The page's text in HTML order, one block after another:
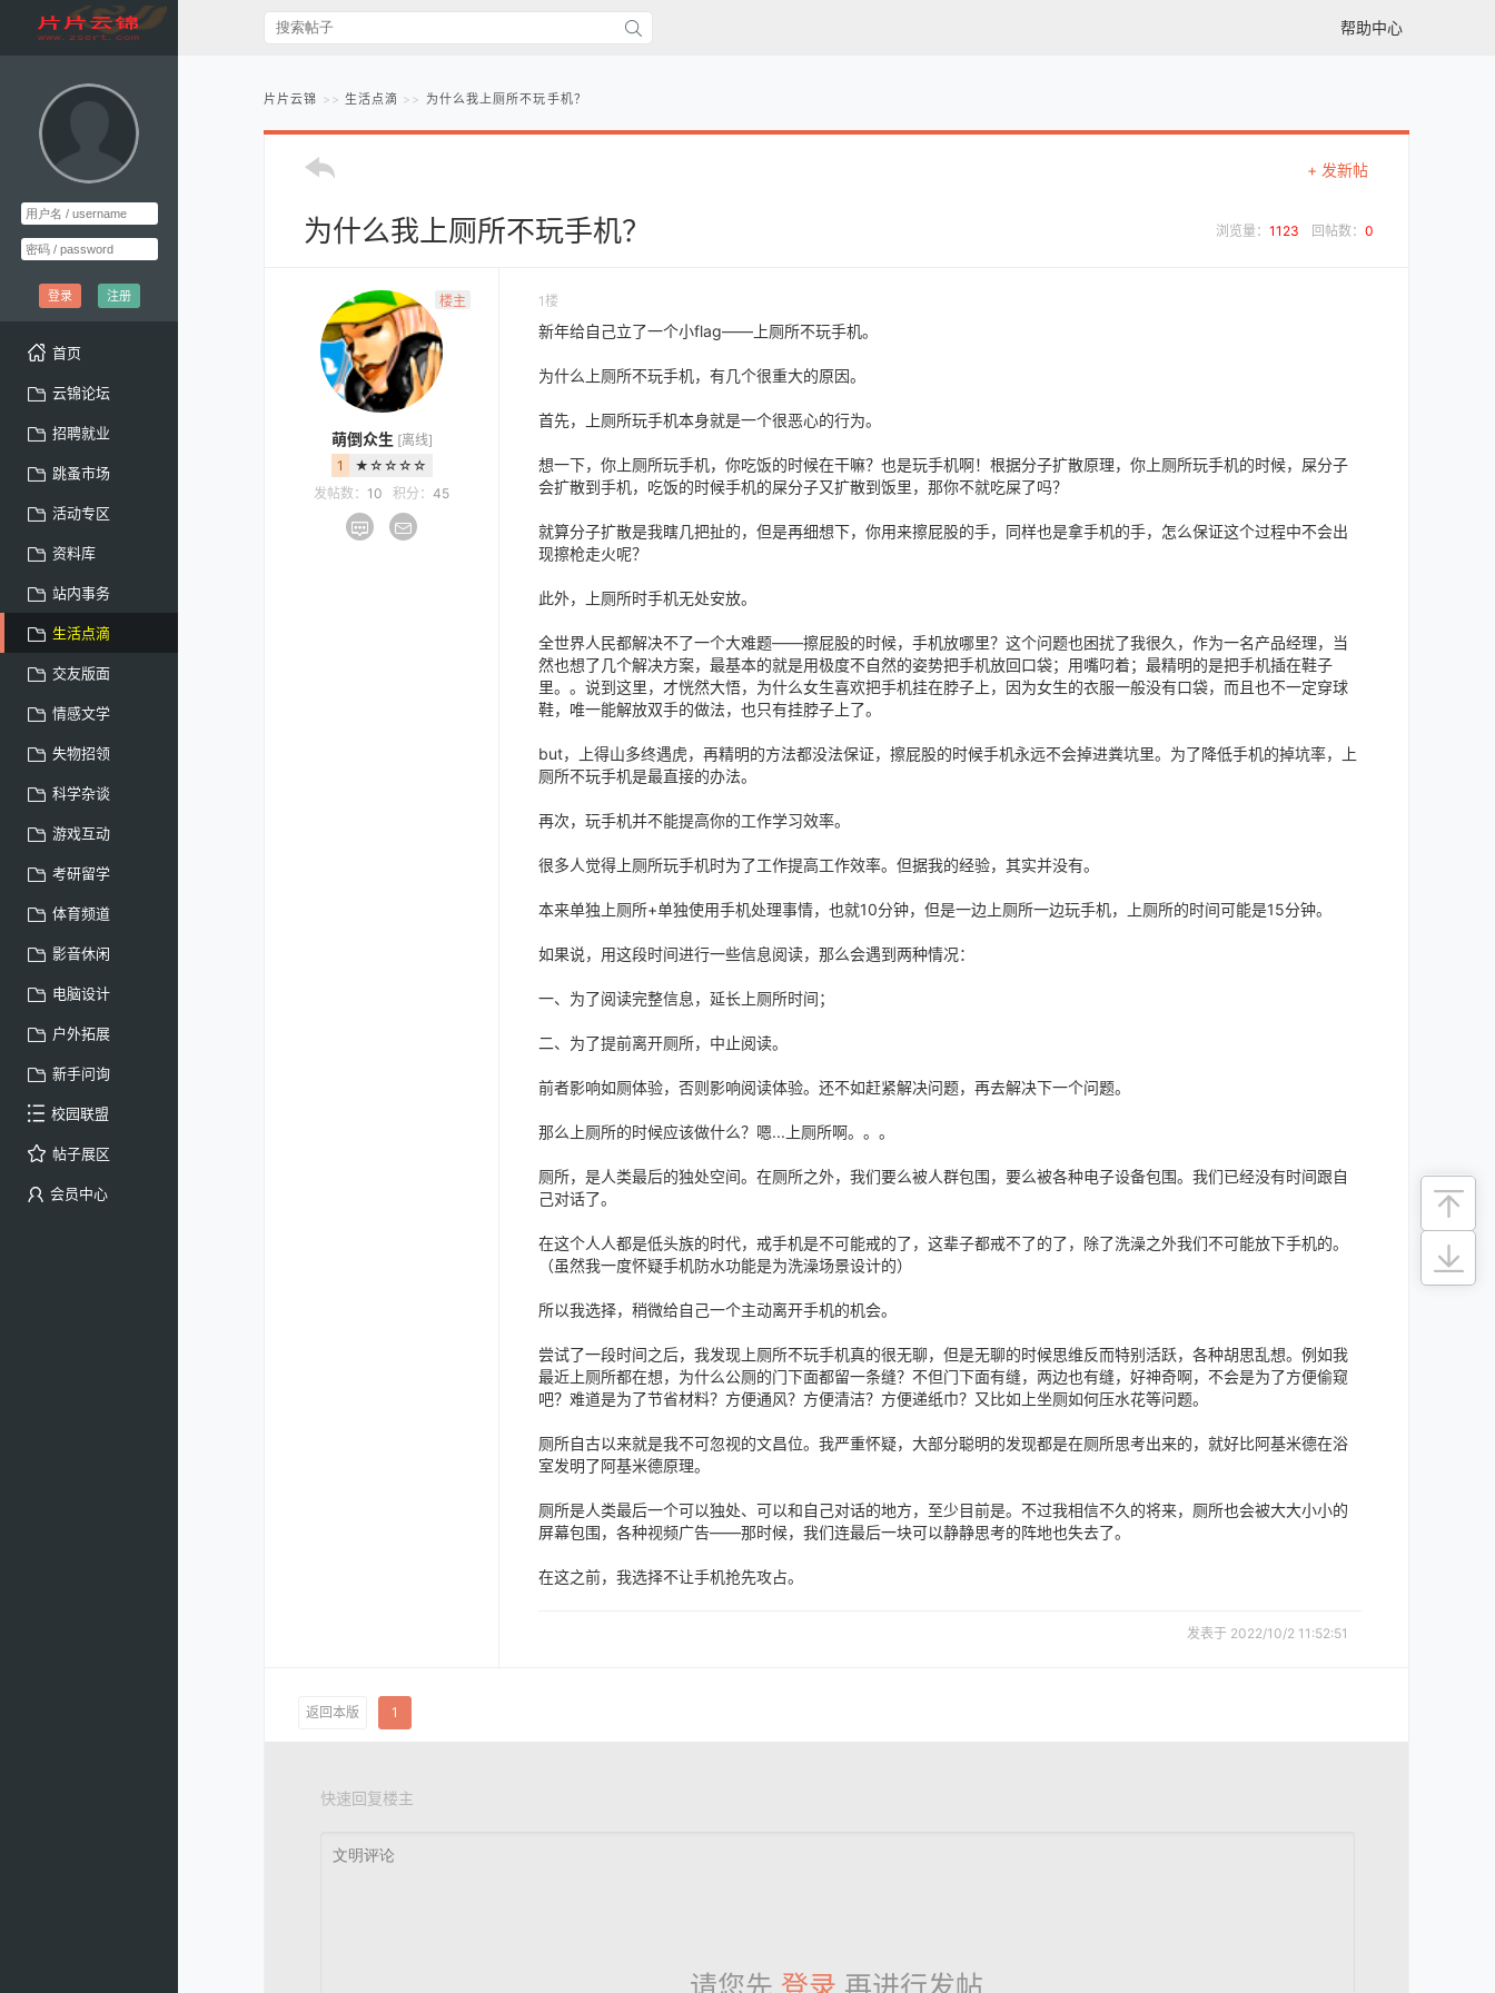
登录 注册
首页
云锦论坛
招聘就业
跳蚤市场
活动专区
资料库
站内事务
生活点滴
交友版面
情感文学
失物招领
科学杂谈
游戏互动
考研留学
体育频道
影音休闲
电脑设计
户外拓展
新手问询
校园联盟
帖子展区
会员中心
帮助中心
片片云锦 生活点滴 为什么我上厕所不玩手机？
+ 发新帖
为什么我上厕所不玩手机？ 浏览量： 1123 回帖数： 0
楼主
萌倒众生 [离线]
1
★☆☆☆☆
发帖数： 10 积分： 45
1楼
新年给自己立了一个小flag——上厕所不玩手机。
为什么上厕所不玩手机，有几个很重大的原因。
首先，上厕所玩手机本身就是一个很恶心的行为。
想一下，你上厕所玩手机，你吃饭的时候在干嘛？也是玩手机啊！根据分子扩散原理，你上厕所玩手机的时候，屎分子
会扩散到手机，吃饭的时候手机的屎分子又扩散到饭里，那你不就吃屎了吗？
就算分子扩散是我瞎几把扯的，但是再细想下，你用来擦屁股的手，同样也是拿手机的手，怎么保证这个过程中不会出
现擦枪走火呢？
此外，上厕所时手机无处安放。
全世界人民都解决不了一个大难题——擦屁股的时候，手机放哪里？这个问题也困扰了我很久，作为一名产品经理，当
然也想了几个解决方案，最基本的就是用极度不自然的姿势把手机放回口袋；用嘴叼着；最精明的是把手机插在鞋子
里。。说到这里，才恍然大悟，为什么女生喜欢把手机挂在脖子上，因为女生的衣服一般没有口袋，而且也不一定穿球
鞋，唯一能解放双手的做法，也只有挂脖子上了。
but，上得山多终遇虎，再精明的方法都没法保证，擦屁股的时候手机永远不会掉进粪坑里。为了降低手机的掉坑率，上
厕所不玩手机是最直接的办法。
再次，玩手机并不能提高你的工作学习效率。
很多人觉得上厕所玩手机时为了工作提高工作效率。但据我的经验，其实并没有。
本来单独上厕所+单独使用手机处理事情，也就10分钟，但是一边上厕所一边玩手机，上厕所的时间可能是15分钟。
如果说，用这段时间进行一些信息阅读，那么会遇到两种情况：
一、为了阅读完整信息，延长上厕所时间；
二、为了提前离开厕所，中止阅读。
前者影响如厕体验，否则影响阅读体验。还不如赶紧解决问题，再去解决下一个问题。
那么上厕所的时候应该做什么？嗯...上厕所啊。。。
厕所，是人类最后的独处空间。在厕所之外，我们要么被人群包围，要么被各种电子设备包围。我们已经没有时间跟自
己对话了。
在这个人人都是低头族的时代，戒手机是不可能戒的了，这辈子都戒不了的了，除了洗澡之外我们不可能放下手机的。
（虽然我一度怀疑手机防水功能是为洗澡场景设计的）
所以我选择，稍微给自己一个主动离开手机的机会。
尝试了一段时间之后，我发现上厕所不玩手机真的很无聊，但是无聊的时候思维反而特别活跃，各种胡思乱想。例如我
最近上厕所都在想，为什么公厕的门下面都留一条缝？不但门下面有缝，两边也有缝，好神奇啊，不会是为了方便偷窥
吧？难道是为了节省材料？方便通风？方便清洁？方便递纸巾？又比如上坐厕如何压水花等问题。
厕所自古以来就是我不可忽视的文昌位。我严重怀疑，大部分聪明的发现都是在厕所思考出来的，就好比阿基米德在浴
室发明了阿基米德原理。
厕所是人类最后一个可以独处、可以和自己对话的地方，至少目前是。不过我相信不久的将来，厕所也会被大大小小的
屏幕包围，各种视频广告——那时候，我们连最后一块可以静静思考的阵地也失去了。
在这之前，我选择不让手机抢先攻占。
发表于 2022/10/2 11:52:51
返回本版 1
请您先 登录 再进行发帖
快速回复楼主